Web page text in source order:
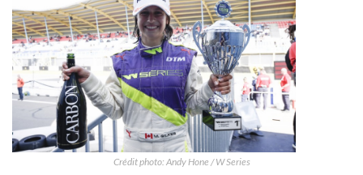
Crédit photo: Andy Hone / W Series